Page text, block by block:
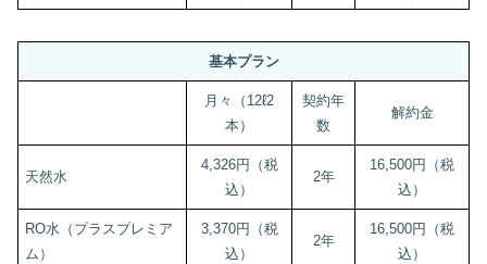
基本プラン
月々（12ℓ2
本）
契約年
数
解約金
天然水
4,326円（税
込）
2年
16,500円（税
込）
RO水（プラスプレミア
ム）
3,370円（税
込）
2年
16,500円（税
込）